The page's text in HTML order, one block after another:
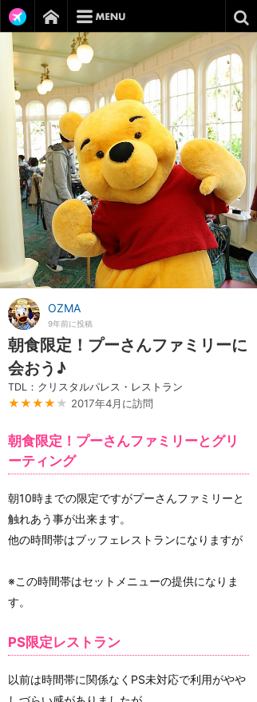
OZMA
9年前に投稿
朝食限定！プーさんファミリーに
会おう♪
TDL：クリスタルパレス・レストラン
★★★★ ★ 2017年4月に訪問
朝食限定！プーさんファミリーとグリ
ーティング
朝10時までの限定ですがプーさんファミリーと
触れあう事が出来ます。
他の時間帯はブッフェレストランになりますが
※この時間帯はセットメニューの提供になりま
す。
PS限定レストラン
以前は時間帯に関係なくPS未対応で利用がやや